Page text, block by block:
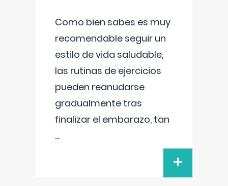
Como bien sabes es muy
recomendable seguir un
estilo de vida saludable,
las rutinas de ejercicios
pueden reanudarse
gradualmente tras
finalizar el embarazo, tan
...
+